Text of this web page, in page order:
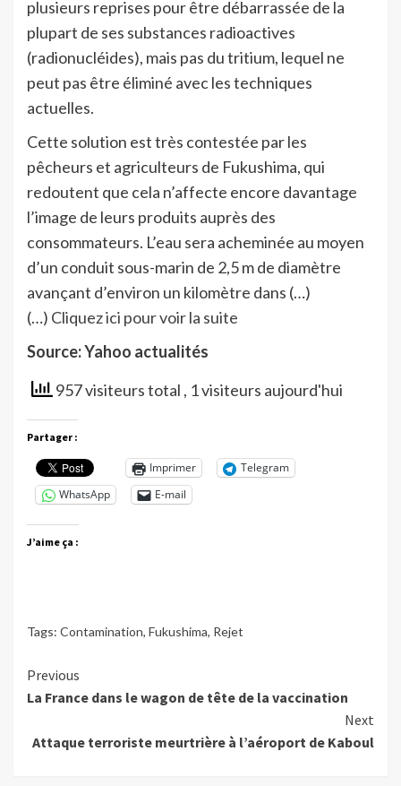
plusieurs reprises pour être débarrassée de la
plupart de ses substances radioactives
(radionucléides), mais pas du tritium, lequel ne
peut pas être éliminé avec les techniques
actuelles.
Cette solution est très contestée par les
pêcheurs et agriculteurs de Fukushima, qui
redoutent que cela n’affecte encore davantage
l’image de leurs produits auprès des
consommateurs. L’eau sera acheminée au moyen
d’un conduit sous-marin de 2,5 m de diamètre
avançant d’environ un kilomètre dans (…)
(…) Cliquez ici pour voir la suite
Source: Yahoo actualités
957 visiteurs total , 1 visiteurs aujourd'hui
Partager :
Imprimer
Telegram
WhatsApp
E-mail
J’aime ça :
Tags: Contamination, Fukushima, Rejet
Continue
Reading
Previous
La France dans le wagon de tête de la vaccination
Next
Attaque terroriste meurtrière à l’aéroport de Kaboul